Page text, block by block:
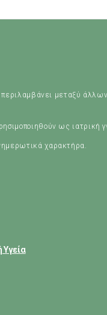
μεταξύ
ως ιατρική
χαρακτήρα.
Υγεία